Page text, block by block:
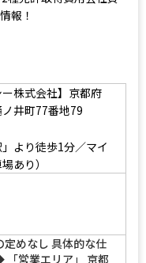
絶好調！入社1年目か
種免許取得費用会社負
報！
株式会社】京都府
井町77番地79
より徒歩1分／マイ